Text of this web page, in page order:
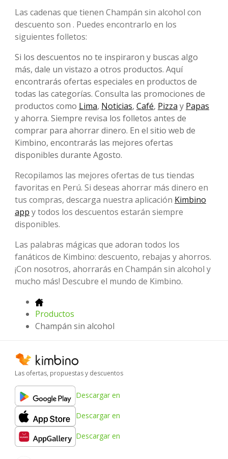
Las cadenas que tienen Champán sin alcohol con
descuento son . Puedes encontrarlo en los
siguientes folletos:
Si los descuentos no te inspiraron y buscas algo
más, dale un vistazo a otros productos. Aquí
encontrarás ofertas especiales en productos de
todas las categorías. Consulta las promociones de
productos como Lima, Noticias, Café, Pizza y Papas
y ahorra. Siempre revisa los folletos antes de
comprar para ahorrar dinero. En el sitio web de
Kimbino, encontrarás las mejores ofertas
disponibles durante Agosto.
Recopilamos las mejores ofertas de tus tiendas
favoritas en Perú. Si deseas ahorrar más dinero en
tus compras, descarga nuestra aplicación Kimbino
app y todos los descuentos estarán siempre
disponibles.
Las palabras mágicas que adoran todos los
fanáticos de Kimbino: descuento, rebajas y ahorros.
¡Con nosotros, ahorrarás en Champán sin alcohol y
mucho más! Descubre el mundo de Kimbino.
Productos
Champán sin alcohol
Las ofertas, propuestas y descuentos
Descargar en
Descargar en
Descargar en